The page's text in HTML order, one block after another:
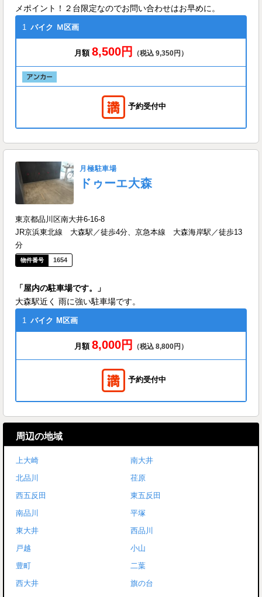
メポイント！２台限定なのでお問い合わせはお早めに。
1 バイク Ｍ区画
月額 8,500円 （税込 9,350円）
予約受付中
月極駐車場
ドゥーエ大森
東京都品川区南大井6-16-8
JR京浜東北線 大森駅／徒歩4分、京急本線 大森海岸駅／徒歩13
分
1654
「屋内の駐車場です。」
大森駅近く 雨に強い駐車場です。
1 バイク M区画
月額 8,000円 （税込 8,800円）
予約受付中
周辺の地域
上大崎
南大井
北品川
荏原
西五反田
東五反田
南品川
平塚
東大井
西品川
戸越
小山
豊町
二葉
西大井
旗の台